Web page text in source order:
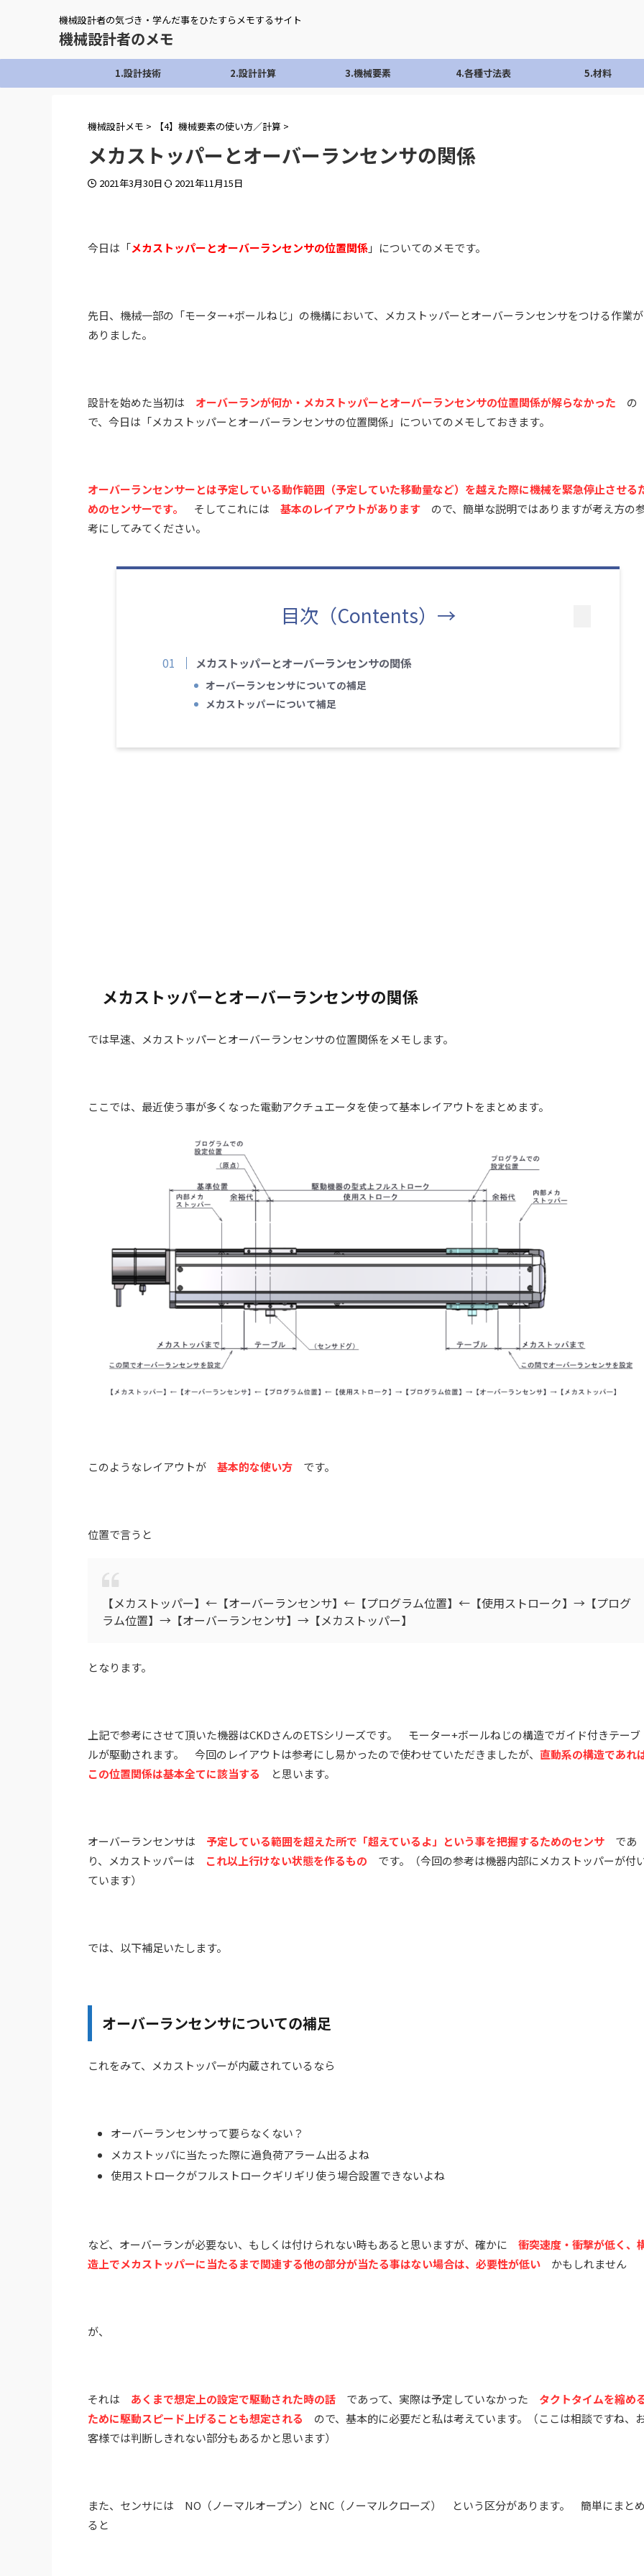
機械設計者の気づき・学んだ事をひたすらメモするサイト
機械設計者のメモ
1.設計技術 2.設計計算 3.機械要素 4.各種寸法表 5.材料
機械設計メモ > 【4】機械要素の使い方／計算 >
メカストッパーとオーバーランセンサの関係
2021年3月30日 2021年11月15日
今日は「メカストッパーとオーバーランセンサの位置関係」についてのメモです。
先日、機械一部の「モーター+ボールねじ」の機構において、メカストッパーとオーバーランセンサをつける作業が
ありました。
設計を始めた当初は オーバーランが何か・メカストッパーとオーバーランセンサの位置関係が解らなかった の
で、今日は「メカストッパーとオーバーランセンサの位置関係」についてのメモしておきます。
オーバーランセンサーとは予定している動作範囲（予定していた移動量など）を越えた際に機械を緊急停止させる
めのセンサーです。
そしてこれには 基本のレイアウトがあります ので、簡単な説明ではありますが考え方の
考にしてみてください。
目次（Contents）→
メカストッパーとオーバーランセンサの関係
オーバーランセンサについての補足
メカストッパーについて補足
メカストッパーとオーバーランセンサの関係
では早速、メカストッパーとオーバーランセンサの位置関係をメモします。
ここでは、最近使う事が多くなった電動アクチュエータを使って基本レイアウトをまとめます。
このようなレイアウトが 基本的な使い方 です。
位置で言うと
【メカストッパー】←【オーバーランセンサ】←【プログラム位置】←【使用ストローク】→【プログ
ラム位置】→【オーバーランセンサ】→【メカストッパー】
となります。
上記で参考にさせて頂いた機器はCKDさんのETSシリーズです。 モーター+ボールねじの構造でガイド付きテーブ
ルが駆動されます。 今回のレイアウトは参考にし易かったので使わせていただきましたが、 直動系の構造であれ
この位置関係は基本全てに該当する と思います。
オーバーランセンサは 予定している範囲を超えた所で「超えているよ」という事を把握するためのセンサ であ
り、メカストッパーは これ以上行けない状態を作るもの です。（今回の参考は機器内部にメカストッパーが付
ています）
では、以下補足いたします。
オーバーランセンサについての補足
これをみて、メカストッパーが内蔵されているなら
オーバーランセンサって要らなくない？
メカストッパに当たった際に過負荷アラーム出るよね
使用ストロークがフルストロークギリギリ使う場合設置できないよね
など、オーバーランが必要ない、もしくは付けられない時もあると思いますが、確かに 衝突速度・衝撃が低く、
造上でメカストッパーに当たるまで関連する他の部分が当たる事はない場合は、必要性が低い かもしれません
が、
それは あくまで想定上の設定で駆動された時の話 であって、実際は予定していなかった タクトタイムを縮め
ために駆動スピード上げることも想定される ので、基本的に必要だと私は考えています。（ここは相談ですね、
客様では判断しきれない部分もあるかと思います）
また、センサには NO（ノーマルオープン）とNC（ノーマルクローズ） という区分があります。 簡単にまと
ると